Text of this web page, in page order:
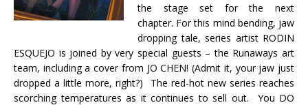
the stage set for the next
chapter. For this mind bending, jaw
dropping tale, series artist RODIN
ESQUEJO is joined by very special guests – the Runaways art
team, including a cover from JO CHEN! (Admit it, your jaw just
dropped a little more, right?) The red-hot new series reaches
scorching temperatures as it continues to sell out. You DO